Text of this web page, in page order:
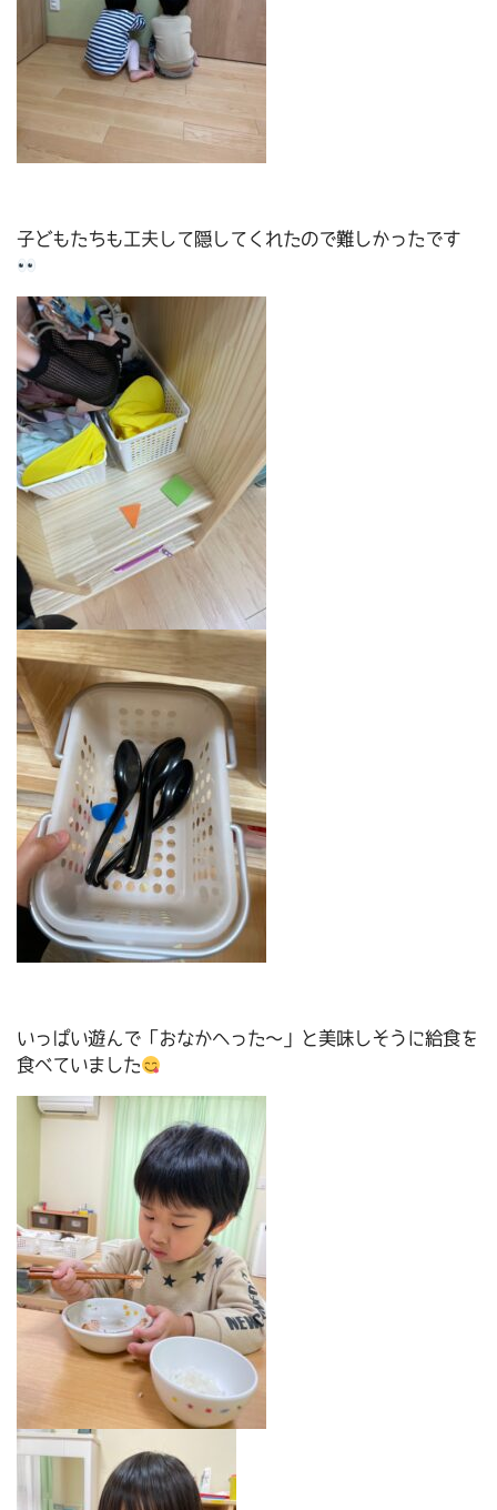
子どもたちも工夫して隠してくれたので難しかったです
いっぱい遊んで「おなかへった～」と美味しそうに給食を
食べていました